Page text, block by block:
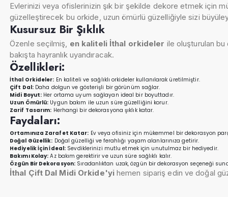
Evlerinizi veya ofislerinizin şık bir şekilde dekore etmek için
güzelleştirecek bu orkide, uzun ömürlü güzelliğiyle sizi
Kusursuz Bir Şıklık
Özenle seçilmiş, en kaliteli İthal orkideler ile oluşturulan
bakışta hayranlık uyandıracak.
Özellikleri:
İthal Orkideler: En kaliteli ve sağlıklı orkideler kullanılarak üretilmiştir.
Çift Dal:Daha dolgun ve gösterişli bir görünüm sağlar.
Midi Boyut: Her ortama uyum sağlayan ideal bir boyuttadır.
Uzun Ömürlü: Uygun bakım ile uzun süre güzelliğini korur.
Zarif Tasarım: Herhangi bir dekorasyona şıklık katar.
Faydaları:
Ortamınıza Zarafet Katar: Ev veya ofisiniz için mükemmel bir dekorasyon
Doğal Güzellik: Doğal güzelliği ve ferahlığı yaşam alanlarınıza getirir.
Hediyelik İçin İdeal: Sevdiklerinizi mutlu etmek için unutulmaz bir hediyedir.
Bakımı Kolay: Az bakım gerektirir ve uzun süre sağlıklı kalır.
Özgün Bir Dekorasyon: Sıradanlıktan uzak, özgün bir dekorasyon seçeneği
İthal Çift Dal Midi Orkide'yihemen sipariş edin ve doğal